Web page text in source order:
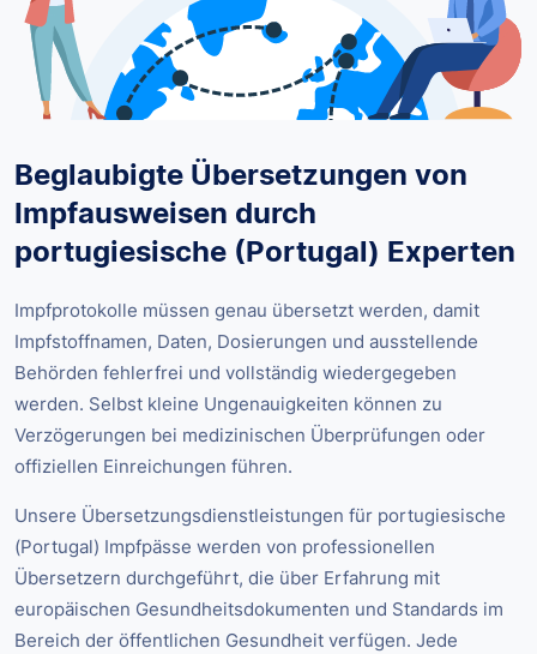
Beglaubigte Übersetzungen von
Impfausweisen durch
portugiesische (Portugal) Experten
Impfprotokolle müssen genau übersetzt werden, damit
Impfstoffnamen, Daten, Dosierungen und ausstellende
Behörden fehlerfrei und vollständig wiedergegeben
werden. Selbst kleine Ungenauigkeiten können zu
Verzögerungen bei medizinischen Überprüfungen oder
offiziellen Einreichungen führen.
Unsere Übersetzungsdienstleistungen für portugiesische
(Portugal) Impfpässe werden von professionellen
Übersetzern durchgeführt, die über Erfahrung mit
europäischen Gesundheitsdokumenten und Standards im
Bereich der öffentlichen Gesundheit verfügen. Jede